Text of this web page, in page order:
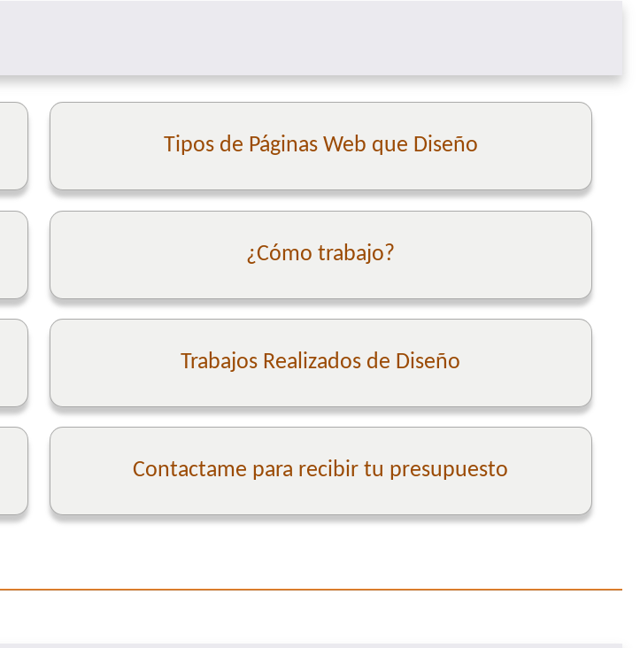
Tipos de Páginas Web que Diseño
¿Cómo trabajo?
Trabajos Realizados de Diseño
Contactame para recibir tu presupuesto